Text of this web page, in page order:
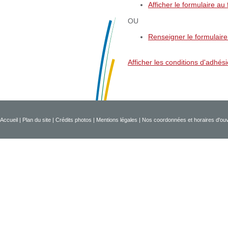
Afficher le formulaire
OU
Renseigner le
Afficher les conditions
Accueil | Plan du site | Crédits photos | Mentions légales | Nos coordonnées et horaires